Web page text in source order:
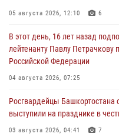
05 августа 2026, 12:10 6
В этот день, 16 лет назад
лейтенанту Павлу Петрачкову
Российской Федерации
04 августа 2026, 07:25
Росгвардейцы Башкортостана
выступили на празднике в
03 августа 2026, 04:41 7